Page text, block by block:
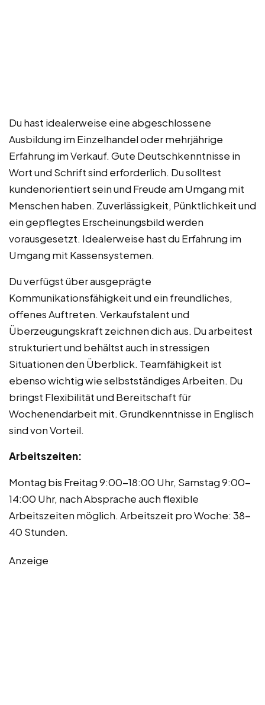
Du hast idealerweise eine abgeschlossene
Ausbildung im Einzelhandel oder mehrjährige
Erfahrung im Verkauf. Gute Deutschkenntnisse in
Wort und Schrift sind erforderlich. Du solltest
kundenorientiert sein und Freude am Umgang mit
Menschen haben. Zuverlässigkeit, Pünktlichkeit und
ein gepflegtes Erscheinungsbild werden
vorausgesetzt. Idealerweise hast du Erfahrung im
Umgang mit Kassensystemen.
Du verfügst über ausgeprägte
Kommunikationsfähigkeit und ein freundliches,
offenes Auftreten. Verkaufstalent und
Überzeugungskraft zeichnen dich aus. Du arbeitest
strukturiert und behältst auch in stressigen
Situationen den Überblick. Teamfähigkeit ist
ebenso wichtig wie selbstständiges Arbeiten. Du
bringst Flexibilität und Bereitschaft für
Wochenendarbeit mit. Grundkenntnisse in Englisch
sind von Vorteil.
Arbeitszeiten:
Montag bis Freitag 9:00-18:00 Uhr, Samstag 9:00-
14:00 Uhr, nach Absprache auch flexible
Arbeitszeiten möglich. Arbeitszeit pro Woche: 38-
40 Stunden.
Anzeige